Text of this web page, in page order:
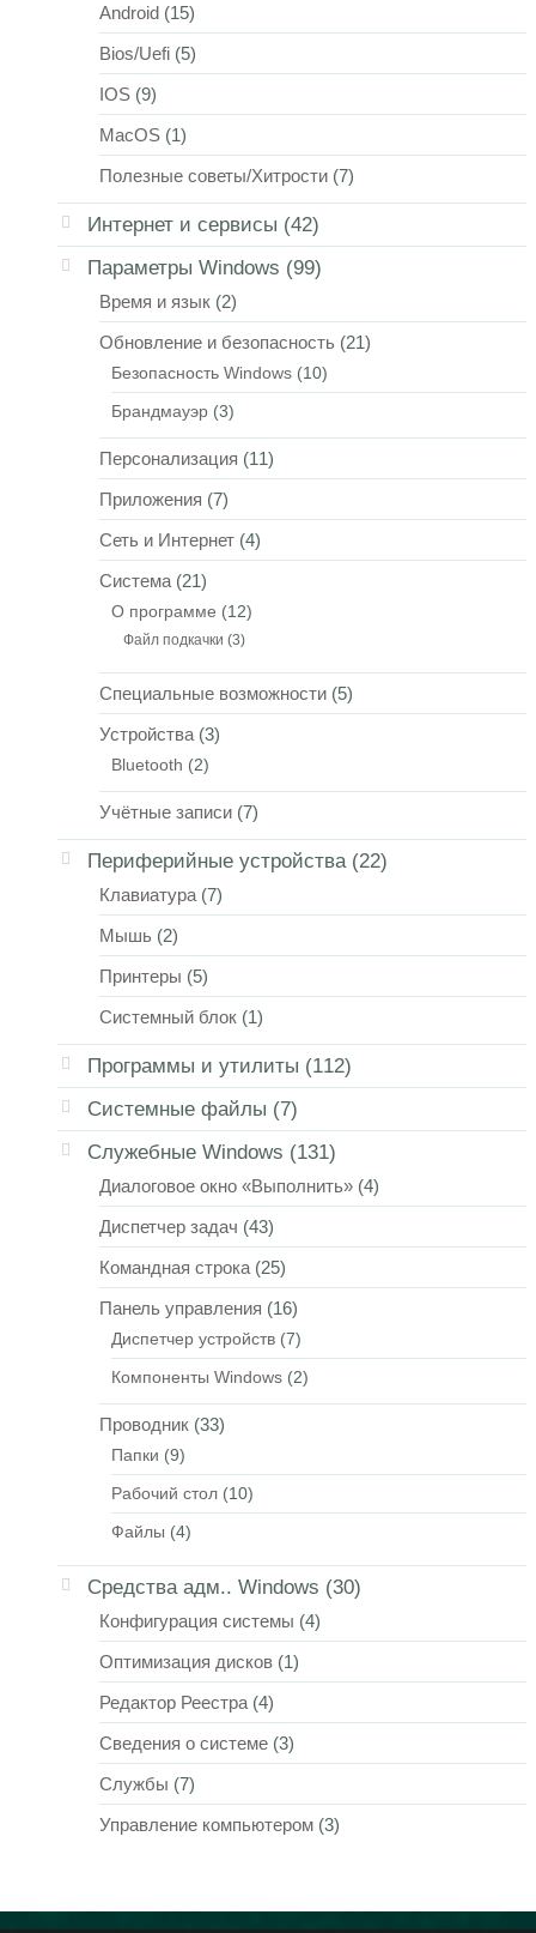
Android (15)
Bios/Uefi (5)
IOS (9)
MacOS (1)
Полезные советы/Хитрости (7)
Интернет и сервисы (42)
Параметры Windows (99)
Время и язык (2)
Обновление и безопасность (21)
Безопасность Windows (10)
Брандмауэр (3)
Персонализация (11)
Приложения (7)
Сеть и Интернет (4)
Система (21)
О программе (12)
Файл подкачки (3)
Специальные возможности (5)
Устройства (3)
Bluetooth (2)
Учётные записи (7)
Периферийные устройства (22)
Клавиатура (7)
Мышь (2)
Принтеры (5)
Системный блок (1)
Программы и утилиты (112)
Системные файлы (7)
Служебные Windows (131)
Диалоговое окно «Выполнить» (4)
Диспетчер задач (43)
Командная строка (25)
Панель управления (16)
Диспетчер устройств (7)
Компоненты Windows (2)
Проводник (33)
Папки (9)
Рабочий стол (10)
Файлы (4)
Средства адм.. Windows (30)
Конфигурация системы (4)
Оптимизация дисков (1)
Редактор Реестра (4)
Сведения о системе (3)
Службы (7)
Управление компьютером (3)